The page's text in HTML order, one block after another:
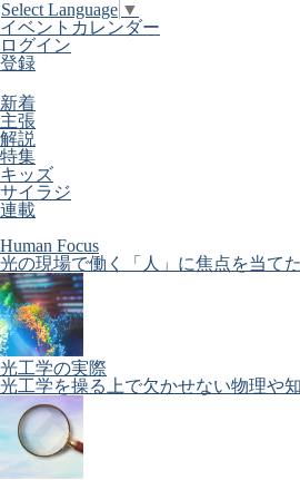
Select Language ▼
イベントカレンダー
ログイン
登録
新着
主張
解説
特集
キッズ
サイラジ
連載
Human Focus
光の現場で働く「人」に焦点を当て
光工学の実際
光工学を操る上で欠かせない物理や